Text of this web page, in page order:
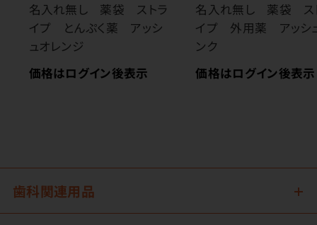
名入れ無し 薬袋 ストラ
イプ とんぷく薬 アッシ
ュオレンジ
価格はログイン後表示
名入れ無し 薬袋 ス
イプ 外用薬 アッシ
ンク
価格はログイン後表示
歯科関連用品